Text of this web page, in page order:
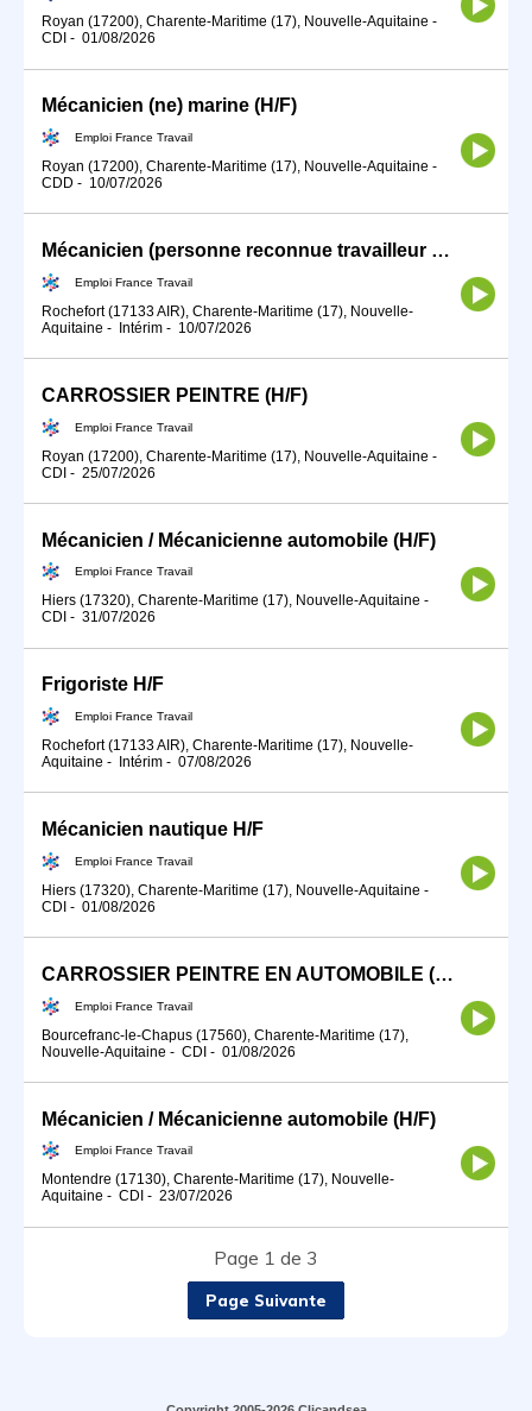
Royan (17200), Charente-Maritime (17), Nouvelle-Aquitaine -
CDI - 01/08/2026
Mécanicien (ne) marine (H/F)
Emploi France Travail
Royan (17200), Charente-Maritime (17), Nouvelle-Aquitaine -
CDD - 10/07/2026
Mécanicien (personne reconnue travailleur handicapé) (H/F)
Emploi France Travail
Rochefort (17133 AIR), Charente-Maritime (17), Nouvelle-
Aquitaine - Intérim - 10/07/2026
CARROSSIER PEINTRE (H/F)
Emploi France Travail
Royan (17200), Charente-Maritime (17), Nouvelle-Aquitaine -
CDI - 25/07/2026
Mécanicien / Mécanicienne automobile (H/F)
Emploi France Travail
Hiers (17320), Charente-Maritime (17), Nouvelle-Aquitaine -
CDI - 31/07/2026
Frigoriste H/F
Emploi France Travail
Rochefort (17133 AIR), Charente-Maritime (17), Nouvelle-
Aquitaine - Intérim - 07/08/2026
Mécanicien nautique H/F
Emploi France Travail
Hiers (17320), Charente-Maritime (17), Nouvelle-Aquitaine -
CDI - 01/08/2026
CARROSSIER PEINTRE EN AUTOMOBILE (H/F)
Emploi France Travail
Bourcefranc-le-Chapus (17560), Charente-Maritime (17),
Nouvelle-Aquitaine - CDI - 01/08/2026
Mécanicien / Mécanicienne automobile (H/F)
Emploi France Travail
Montendre (17130), Charente-Maritime (17), Nouvelle-
Aquitaine - CDI - 23/07/2026
Page 1 de 3
Page Suivante